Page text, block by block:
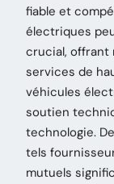
fiable et
électriques
crucial, offrant
services de
véhicules
soutien
technologie.
tels
mutuels